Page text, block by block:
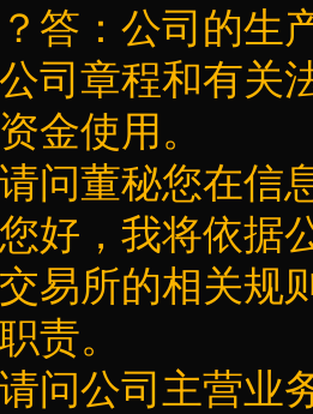
答：公司的生
司章程和有关
金使用。
董秘您在信息
好，我将依据
易所的相关规
责。
公司主营业务